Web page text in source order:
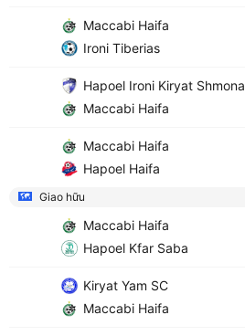
Maccabi Haifa
Ironi Tiberias
Hapoel Ironi Kiryat Shmona
Maccabi Haifa
Maccabi Haifa
Hapoel Haifa
Giao hữu
Maccabi Haifa
Hapoel Kfar Saba
Kiryat Yam SC
Maccabi Haifa